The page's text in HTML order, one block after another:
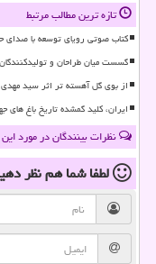
تازه ترین مطالب مرتبط
کتاب صوتی رویای توسعه با
گسست میان طراحان و
از بوی گل آهسته تر اثر سید
ایران، کلید گمشده تاریخ باغ های
نظرات بینندگان در مورد
لطفا شما همنظر